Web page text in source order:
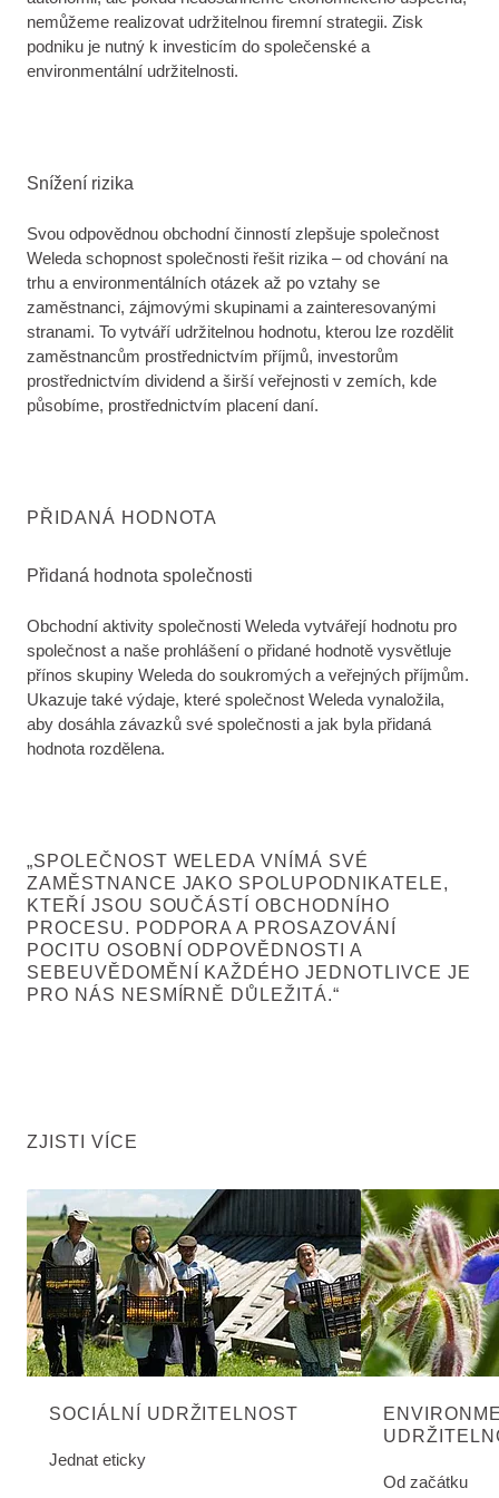
nemůžeme realizovat udržitelnou firemní strategii. Zisk
podniku je nutný k investicím do společenské a
environmentální udržitelnosti.
Snížení rizika
Svou odpovědnou obchodní činností zlepšuje společnost
Weleda schopnost společnosti řešit rizika – od chování na
trhu a environmentálních otázek až po vztahy se
zaměstnanci, zájmovými skupinami a zainteresovanými
stranami. To vytváří udržitelnou hodnotu, kterou lze rozdělit
zaměstnancům prostřednictvím příjmů, investorům
prostřednictvím dividend a širší veřejnosti v zemích, kde
působíme, prostřednictvím placení daní.
PŘIDANÁ HODNOTA
Přidaná hodnota společnosti
Obchodní aktivity společnosti Weleda vytvářejí hodnotu pro
společnost a naše prohlášení o přidané hodnotě vysvětluje
přínos skupiny Weleda do soukromých a veřejných příjmům.
Ukazuje také výdaje, které společnost Weleda vynaložila,
aby dosáhla závazků své společnosti a jak byla přidaná
hodnota rozdělena.
„SPOLEČNOST WELEDA VNÍMÁ SVÉ
ZAMĚSTNANCE JAKO SPOLUPODNIKATELE,
KTEŘÍ JSOU SOUČÁSTÍ OBCHODNÍHO
PROCESU. PODPORA A PROSAZOVÁNÍ
POCITU OSOBNÍ ODPOVĚDNOSTI A
SEBEUVĚDOMĚNÍ KAŽDÉHO JEDNOTLIVCE JE
PRO NÁS NESMÍRNĚ DŮLEŽITÁ.“
ZJISTI VÍCE
SOCIÁLNÍ UDRŽITELNOST
Jednat eticky
Od začátku